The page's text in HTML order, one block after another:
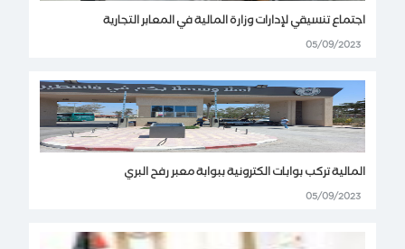
اجتماع تنسيقي لإدارات وزارة المالية في المعابر التجارية
05/09/2023
المالية تركب بوابات الكترونية ببوابة معبر رفح البري
05/09/2023